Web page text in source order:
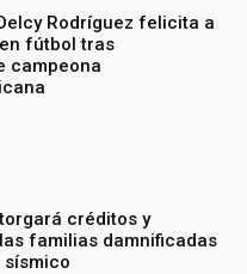
Rodríguez felicita a
fútbol tras
campeona
créditos y
familias damnificadas